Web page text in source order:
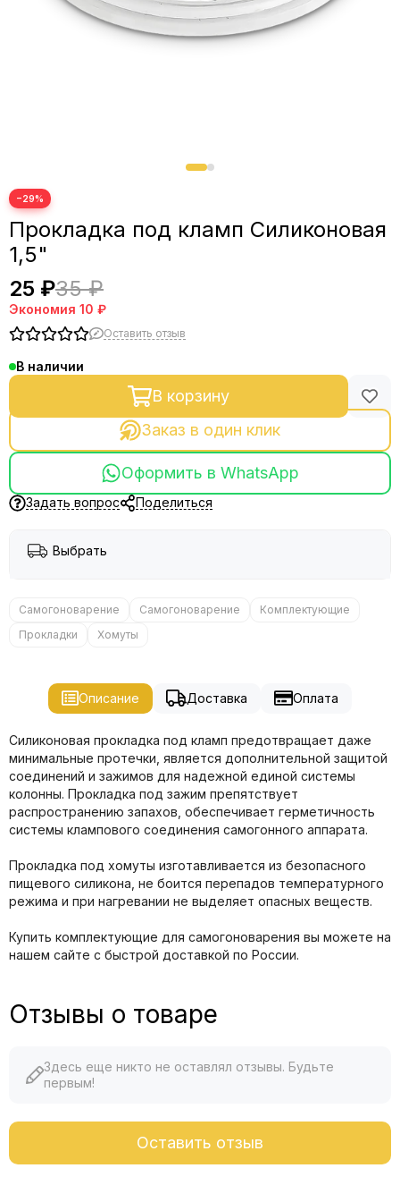
Фитинги, зажимы, краны
−29%
Прокладка под кламп Силиконовая
1,5"
25 ₽35 ₽
Экономия 10 ₽
Оставить отзыв
В наличии
В корзину
Заказ в один клик
Оформить в WhatsApp
Задать вопрос Поделиться
Выбрать
Самогоноварение Самогоноварение
Комплектующие
Прокладки
Хомуты
Описание Доставка Оплата
Силиконовая прокладка под кламп предотвращает даже
минимальные протечки, является дополнительной защитой
соединений и зажимов для надежной единой системы
колонны. Прокладка под зажим препятствует
распространению запахов, обеспечивает герметичность
системы клампового соединения самогонного аппарата.
Прокладка под хомуты изготавливается из безопасного
пищевого силикона, не боится перепадов температурного
режима и при нагревании не выделяет опасных веществ.
Купить комплектующие для самогоноварения вы можете на
нашем сайте с быстрой доставкой по России.
Отзывы о товаре
Здесь еще никто не оставлял отзывы. Будьте
первым!
Оставить отзыв